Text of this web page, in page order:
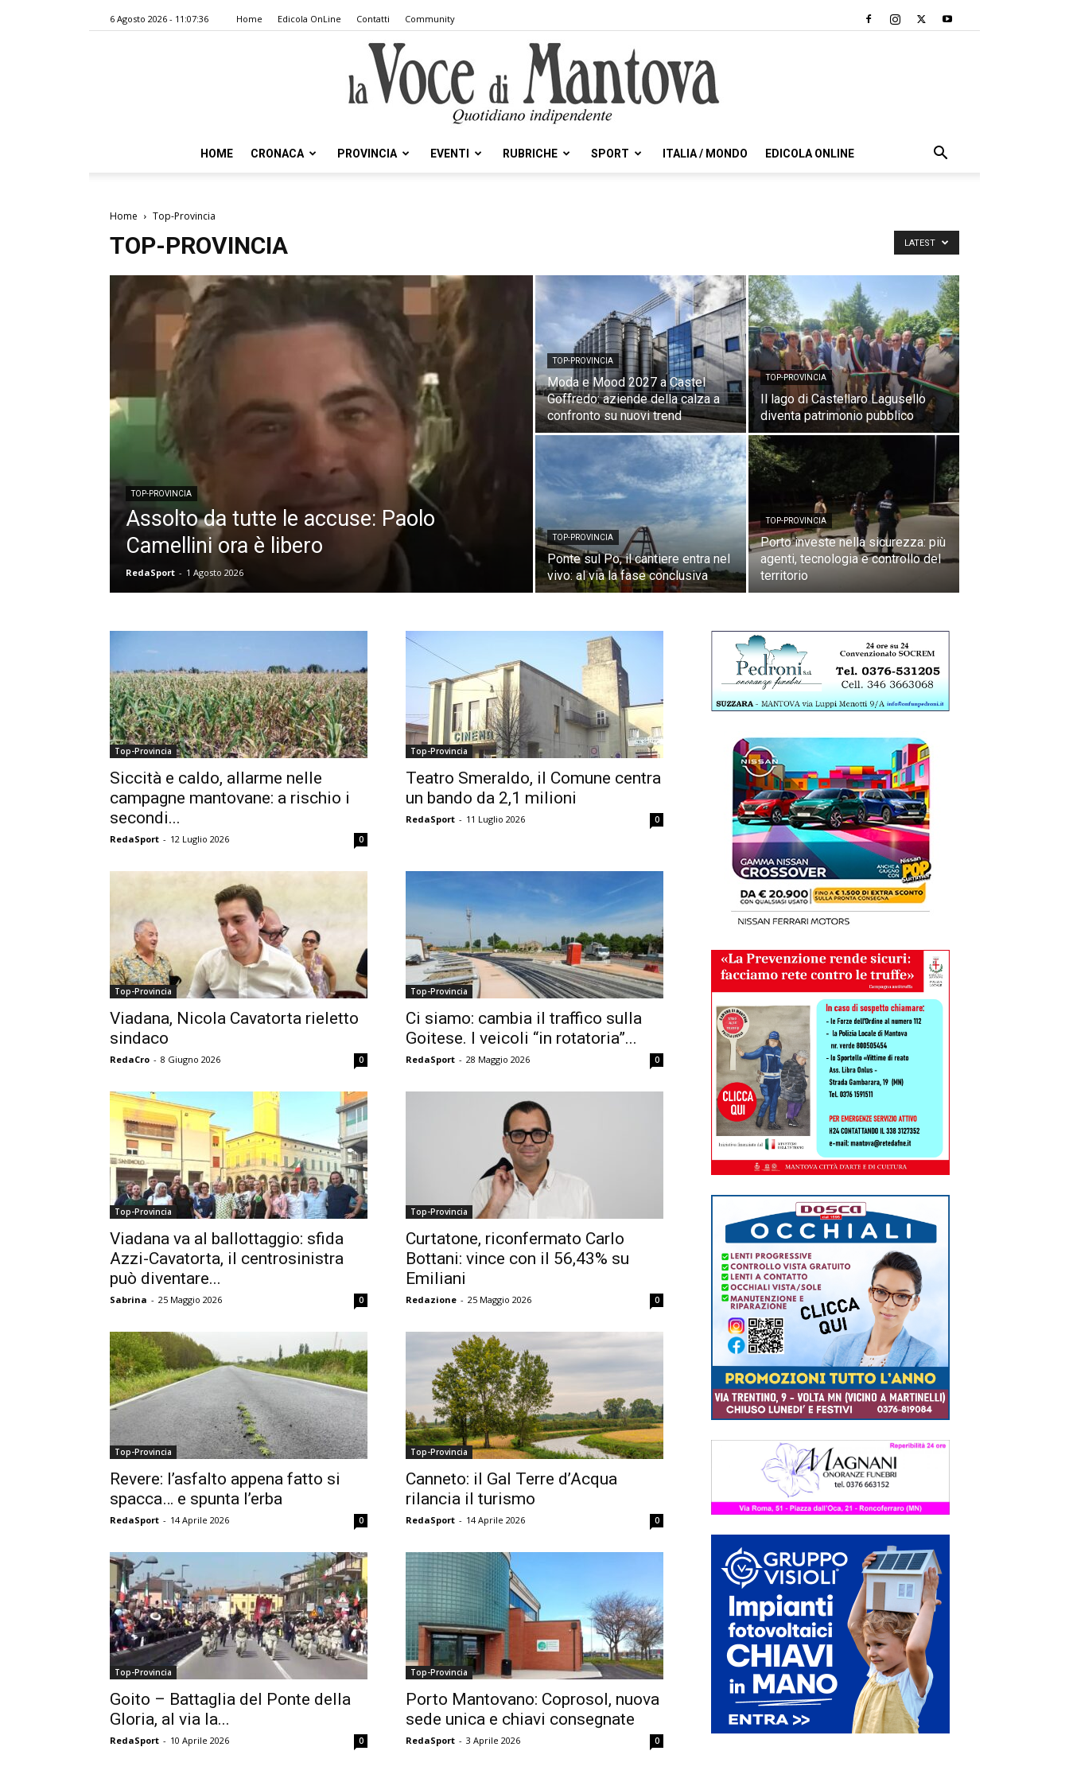
6 Agosto 2026 - 11:07:36 Home Edicola OnLine Contatti Community
Voce
Di
Mantova
HOME CRONACA PROVINCIA EVENTI RUBRICHE SPORT ITALIA / MONDO EDICOLA ONLINE
Home Top-Provincia
TOP-PROVINCIA LATEST
TOP-PROVINCIA
Assolto da tutte le accuse: Paolo
Camellini ora è libero
RedaSport - 1 Agosto 2026
TOP-PROVINCIA
Moda e Mood 2027 a Castel
Goffredo: aziende della calza a
confronto su nuovi trend
TOP-PROVINCIA
Il lago di Castellaro Lagusello
diventa patrimonio pubblico
TOP-PROVINCIA
Ponte sul Po, il cantiere entra nel
vivo: al via la fase conclusiva
TOP-PROVINCIA
Porto investe nella sicurezza: più
agenti, tecnologia e controllo del
territorio
Top-Provincia
Siccità e caldo, allarme nelle
campagne mantovane: a rischio i
secondi...
RedaSport - 12 Luglio 2026 0
Top-Provincia
Teatro Smeraldo, il Comune centra
un bando da 2,1 milioni
RedaSport - 11 Luglio 2026 0
Top-Provincia
Viadana, Nicola Cavatorta rieletto
sindaco
RedaCro - 8 Giugno 2026 0
Top-Provincia
Ci siamo: cambia il traffico sulla
Goitese. I veicoli “in rotatoria”...
RedaSport - 28 Maggio 2026 0
Top-Provincia
Viadana va al ballottaggio: sfida
Azzi-Cavatorta, il centrosinistra
può diventare...
Sabrina - 25 Maggio 2026 0
Top-Provincia
Curtatone, riconfermato Carlo
Bottani: vince con il 56,43% su
Emiliani
Redazione - 25 Maggio 2026 0
Top-Provincia
Revere: l’asfalto appena fatto si
spacca… e spunta l’erba
RedaSport - 14 Aprile 2026 0
Top-Provincia
Canneto: il Gal Terre d’Acqua
rilancia il turismo
RedaSport - 14 Aprile 2026 0
Top-Provincia
Goito – Battaglia del Ponte della
Gloria, al via la...
RedaSport - 10 Aprile 2026 0
Top-Provincia
Porto Mantovano: Coprosol, nuova
sede unica e chiavi consegnate
RedaSport - 3 Aprile 2026 0